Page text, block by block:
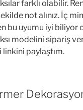
farklı olabilir.
not alınız. İç
bu uyumu iyi biliyor
modelini sipariş
linkini paylaştım.